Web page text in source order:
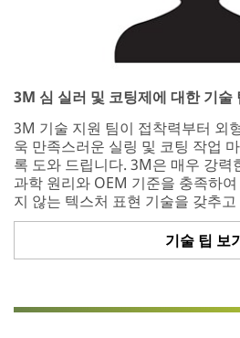
3M 심 실러 및 코팅제에 대한 기술
3M 기술 지원 팀이 접착력부터 외
욱 만족스러운 실링 및 코팅 작업
록 도와 드립니다. 3M은 매우 강력
과학 원리와 OEM 기준을 충족하
지 않는 텍스처 표현 기술을 갖추
기술 팁 보